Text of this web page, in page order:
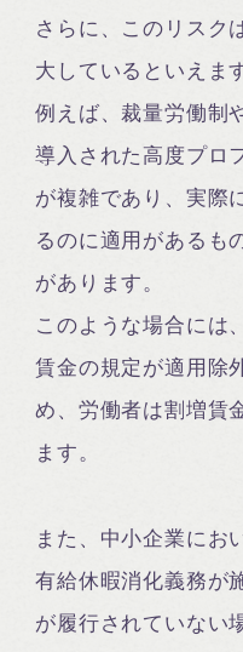
さらに、このリスク
大しているといえま
例えば、裁量労働制
導入された高度プロ
が複雑であり、実際
るのに適用があるも
があります。
このような場合には
賃金の規定が適用除
め、労働者は割増賃
ます。
また、中小企業にお
有給休暇消化義務が
が履行されていない